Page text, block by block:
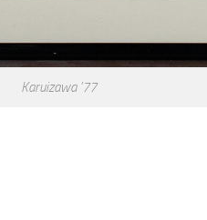
Karuizawa ’77